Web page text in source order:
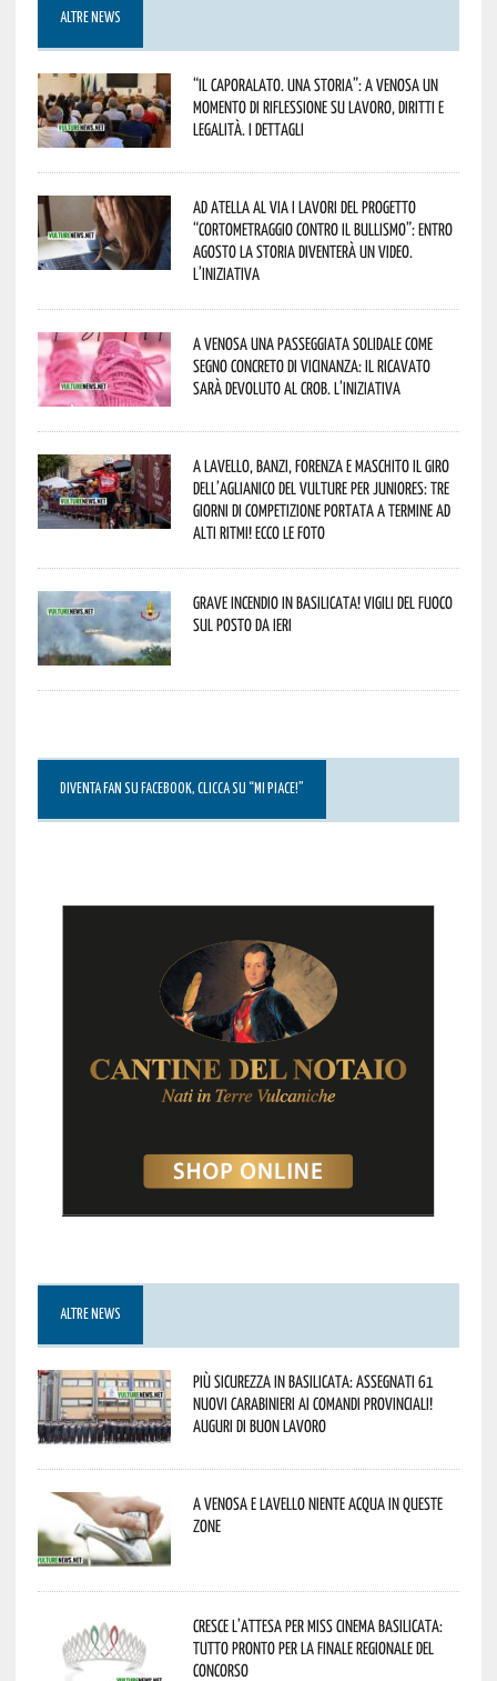
ALTRE NEWS
“Il caporalato. Una storia”: a Venosa un
momento di riflessione su lavoro, diritti e
legalità. I dettagli
Ad Atella al via i lavori del progetto
“Cortometraggio contro il bullismo”: entro
agosto la storia diventerà un video.
L’iniziativa
A Venosa una passeggiata solidale come
segno concreto di vicinanza: il ricavato
sarà devoluto al CROB. L’iniziativa
A Lavello, Banzi, Forenza e Maschito il Giro
dell’Aglianico del Vulture per juniores: tre
giorni di competizione portata a termine ad
alti ritmi! Ecco le foto
Grave incendio in Basilicata! Vigili del fuoco
sul posto da ieri
DIVENTA FAN SU FACEBOOK, CLICCA SU “MI PIACE!”
ALTRE NEWS
Più sicurezza in Basilicata: assegnati 61
nuovi Carabinieri ai Comandi provinciali!
Auguri di buon lavoro
A Venosa e Lavello niente acqua in queste
zone
Cresce l’attesa per Miss Cinema Basilicata:
tutto pronto per la finale regionale del
concorso